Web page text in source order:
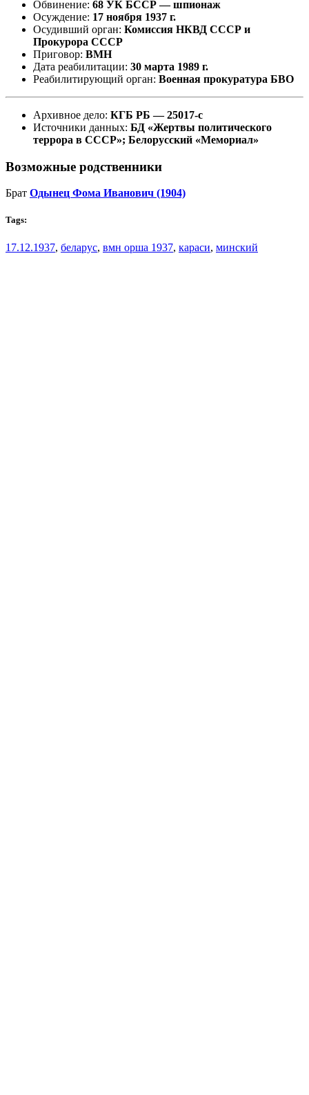
Обвинение: 68 УК БССР — шпионаж
Осуждение: 17 ноября 1937 г.
Осудивший орган: Комиссия НКВД СССР и
Прокурора СССР
Приговор: ВМН
Дата реабилитации: 30 марта 1989 г.
Реабилитирующий орган: Военная прокуратура БВО
Архивное дело: КГБ РБ — 25017-с
Источники данных: БД «Жертвы политического
террора в СССР»; Белорусский «Мемориал»
Возможные родственники
Брат Одынец Фома Иванович (1904)
Tags:
17.12.1937, беларус, вмн орша 1937, караси, минский